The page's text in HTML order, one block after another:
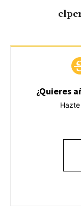
¿Quieres